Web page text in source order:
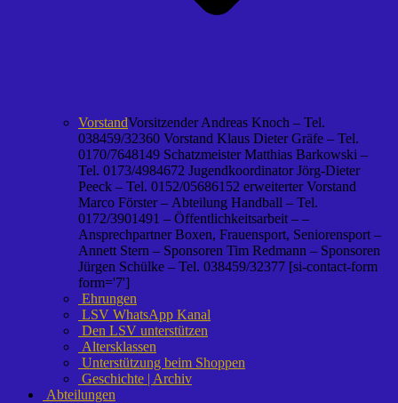
VorstandVorsitzender Andreas Knoch – Tel.
038459/32360 Vorstand Klaus Dieter Gräfe – Tel.
0170/7648149 Schatzmeister Matthias Barkowski –
Tel. 0173/4984672 Jugendkoordinator Jörg-Dieter
Peeck – Tel. 0152/05686152 erweiterter Vorstand
Marco Förster – Abteilung Handball – Tel.
0172/3901491 – Öffentlichkeitsarbeit – –
Ansprechpartner Boxen, Frauensport, Seniorensport –
Annett Stern – Sponsoren Tim Redmann – Sponsoren
Jürgen Schülke – Tel. 038459/32377 [si-contact-form
form='7']
Ehrungen
LSV WhatsApp Kanal
Den LSV unterstützen
Altersklassen
Unterstützung beim Shoppen
Geschichte | Archiv
Abteilungen